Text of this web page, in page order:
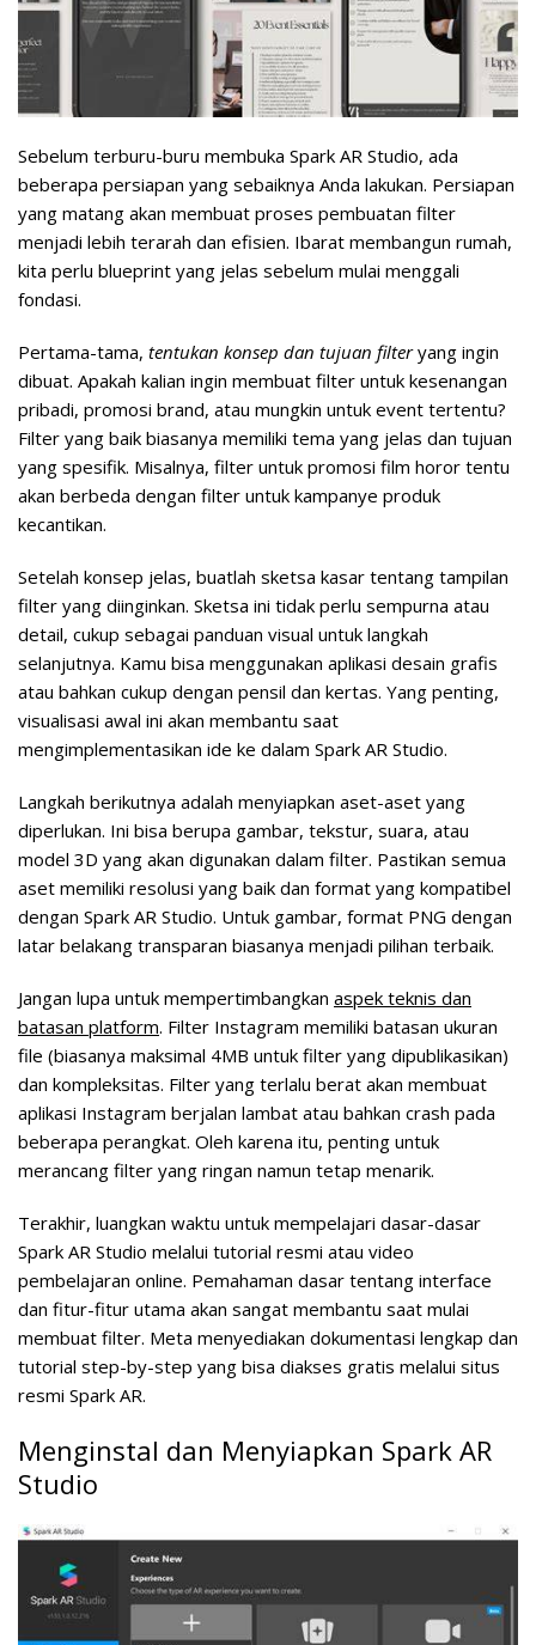
Sebelum terburu-buru membuka Spark AR Studio, ada
beberapa persiapan yang sebaiknya Anda lakukan. Persiapan
yang matang akan membuat proses pembuatan filter
menjadi lebih terarah dan efisien. Ibarat membangun rumah,
kita perlu blueprint yang jelas sebelum mulai menggali
fondasi.
Pertama-tama, tentukan konsep dan tujuan filteryang ingin
dibuat. Apakah kalian ingin membuat filter untuk kesenangan
pribadi, promosi brand, atau mungkin untuk event tertentu?
Filter yang baik biasanya memiliki tema yang jelas dan tujuan
yang spesifik. Misalnya, filter untuk promosi film horor tentu
akan berbeda dengan filter untuk kampanye produk
kecantikan.
Setelah konsep jelas, buatlah sketsa kasar tentang tampilan
filter yang diinginkan. Sketsa ini tidak perlu sempurna atau
detail, cukup sebagai panduan visual untuk langkah
selanjutnya. Kamu bisa menggunakan aplikasi desain grafis
atau bahkan cukup dengan pensil dan kertas. Yang penting,
visualisasi awal ini akan membantu saat
mengimplementasikan ide ke dalam Spark AR Studio.
Langkah berikutnya adalah menyiapkan aset-aset yang
diperlukan. Ini bisa berupa gambar, tekstur, suara, atau
model 3D yang akan digunakan dalam filter. Pastikan semua
aset memiliki resolusi yang baik dan format yang kompatibel
dengan Spark AR Studio. Untuk gambar, format PNG dengan
latar belakang transparan biasanya menjadi pilihan terbaik.
Jangan lupa untuk mempertimbangkan aspek teknis dan
batasan platform. Filter Instagram memiliki batasan ukuran
file (biasanya maksimal 4MB untuk filter yang dipublikasikan)
dan kompleksitas. Filter yang terlalu berat akan membuat
aplikasi Instagram berjalan lambat atau bahkan crash pada
beberapa perangkat. Oleh karena itu, penting untuk
merancang filter yang ringan namun tetap menarik.
Terakhir, luangkan waktu untuk mempelajari dasar-dasar
Spark AR Studio melalui tutorial resmi atau video
pembelajaran online. Pemahaman dasar tentang interface
dan fitur-fitur utama akan sangat membantu saat mulai
membuat filter. Meta menyediakan dokumentasi lengkap dan
tutorial step-by-step yang bisa diakses gratis melalui situs
resmi Spark AR.
Menginstal dan Menyiapkan Spark AR
Studio